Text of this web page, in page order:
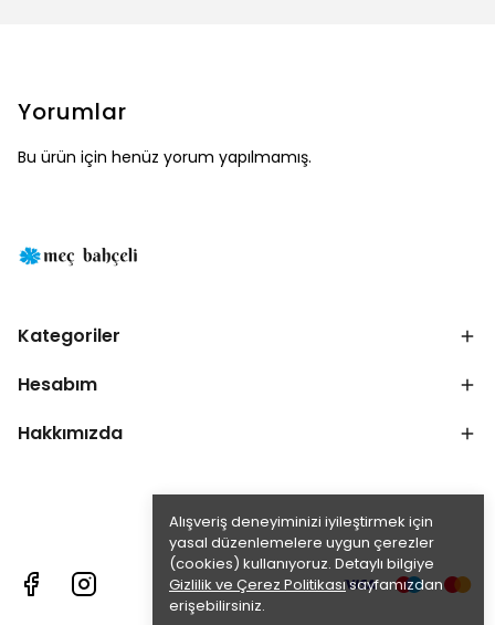
Alışveriş deneyiminizi iyileştirmek için
yasal düzenlemelere uygun çerezler
(cookies) kullanıyoruz. Detaylı bilgiye
Gizlilik ve Çerez Politikasısayfamızdan
erişebilirsiniz.
Yorumlar
Bu ürün için henüz yorum yapılmamış.
Kategoriler
Hesabım
Hakkımızda